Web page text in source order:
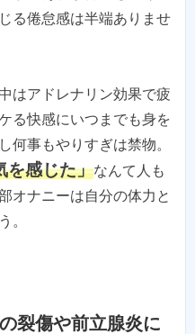
る倦怠感は半端ありませ
はアドレナリン効果で疲
る快感にいつまでも身を
何事もやりすぎは禁物。
を感じた」なんて人も
オナニーは自分の体力と
。
裂傷や前立腺炎に